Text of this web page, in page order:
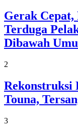
Gerak Cepat,
Terduga
Dibawah
2
Rekonstruksi
Touna,
3